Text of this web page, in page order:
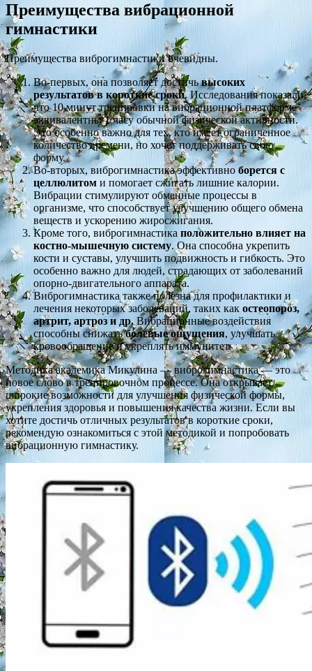
Преимущества вибрационной
гимнастики
Преимущества виброгимнастики очевидны.
Во-первых, она позволяет достичьвысоких
результатов в короткие сроки. Исследования показали,
что 10 минут тренировки на вибрационной платформе
эквивалентны 1 часу обычной физической активности.
Это особенно важно для тех, кто имеет ограниченное
количество времени, но хочет поддерживать свою
форму.
Во-вторых, виброгимнастика эффективно борется с
целлюлитом и помогает сжигать лишние калории.
Вибрации стимулируют обменные процессы в
организме, что способствует улучшению общего обмена
веществ и ускорению жиросжигания.
Кроме того, виброгимнастика положительно влияет на
костно-мышечную систему. Она способна укрепить
кости и суставы, улучшить подвижность и гибкость. Это
особенно важно для людей, страдающих от заболеваний
опорно-двигательного аппарата.
Виброгимнастика также полезна для профилактики и
лечения некоторых заболеваний, таких как остеопороз,
артрит, артроз и др.Вибрационные воздействия
способны снижатьболевые ощущения, улучшать
кровообращение и укреплять иммунитет.
Методика академика Микулина — виброгимнастика — это
новое слово в тренировочном процессе. Она открывает
широкие возможности для улучшения физической формы,
укрепления здоровья и повышения качества жизни. Если вы
хотите достичь отличных результатов в короткие сроки,
рекомендую ознакомиться с этой методикой и попробовать
вибрационную гимнастику.